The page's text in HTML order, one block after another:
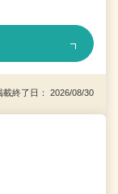
終了日： 2026/08/30